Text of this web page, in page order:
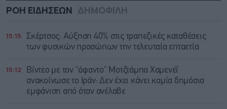
ΡΟΗ ΕΙΔΗΣΕΩΝ ΔΗΜΟΦΙΛΗ
15:15
Σκέρτσος: Αύξηση 40% στις τραπεζικές καταθέσεις
των φυσικών προσώπων την τελευταία επταετία
15:12
Βίντεο με τον “άφαντο” Μοτζτάμπα Χαμενεΐ
ανακοίνωσε το Ιράν: Δεν έχει κάνει καμία δημόσια
εμφάνιση από όταν ανέλαβε